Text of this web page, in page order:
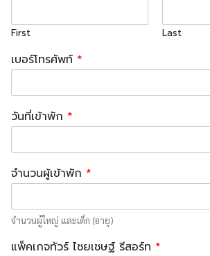
First Last
เบอร์โทรศัพท์ *
วันที่เข้าพัก *
จำนวนผู้เข้าพัก *
จำนวนผู้ใหญ่ และเด็ก (อายุ)
แพ็คเกจทัวร์ ไชยเชษฐ์ รีสอร์ท *